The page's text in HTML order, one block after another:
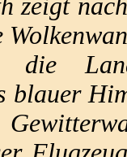
zeigt
die
blauer